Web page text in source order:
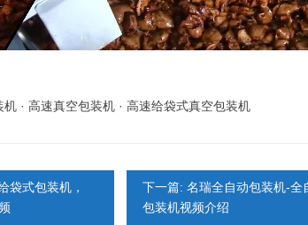
机 · 高速真空包装机 · 高速给袋式真空包装机
袋式包装机，
下一篇: 名瑞全自动包装机-全
包装机视频介绍